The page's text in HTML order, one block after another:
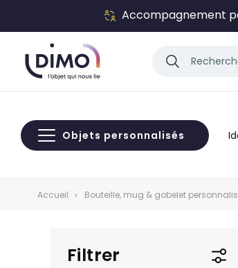
-
Objets personnalisés
Accueil Bouteille, mug & gobelet
Filtrer